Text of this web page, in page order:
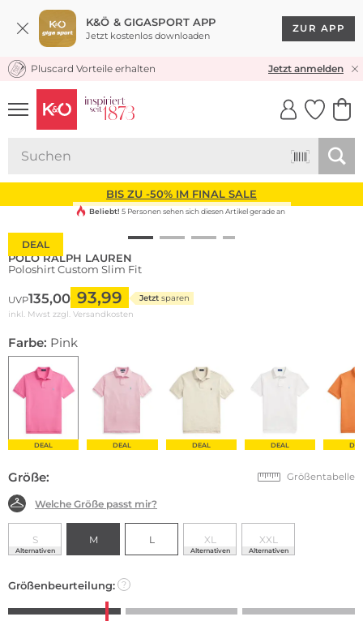
K&Ö & GIGASPORT APP
Jetzt kostenlos downloaden
ZUR APP
KOSTENLOSER VERSAND* & RÜCKVERSAND
Pluscard Vorteile erhalten Jetzt anmelden
UNSERE APP
CLICK &
BIS ZU -50% IM FINAL SALE
DEAL
Beliebt! 5 Personen sehen sich diesen Artikel gerade an
POLO RALPH LAUREN
Poloshirt Custom Slim Fit
UVP135,00 93,99 Jetzt sparen
inkl. Mwst zzgl. Versandkosten
Farbe: Pink
DEAL DEAL DEAL DEAL
Größe: Größentabelle
Welche Größe passt mir?
S
Alternativen
M L XL
Alternativen
XXL
Alternativen
Größenbeurteilung: ?